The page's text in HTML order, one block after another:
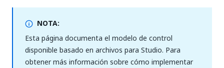
NOTA:
Esta página documenta el modelo de control
disponible basado en archivos para Studio. Para
obtener más información sobre cómo implementar